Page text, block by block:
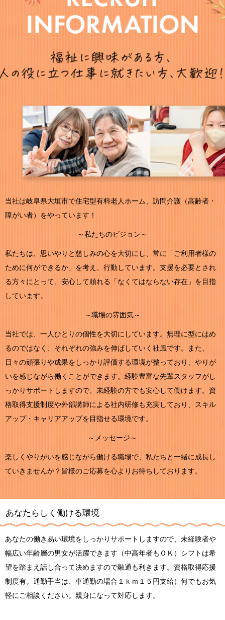
当社は岐阜県大垣市で住宅型有料老人ホーム、訪問介護（高齢者・
障がい者）をやっています！
～私たちのビジョン～
私たちは、思いやりと慈しみの心を大切にし、常に「ご利用者様の
ために何ができるか」を考え、行動しています。支援を必要とされ
る方々にとって、安心して頼れる「なくてはならない存在」を目指
しています。
～職場の雰囲気～
当社では、一人ひとりの個性を大切にしています。無理に型にはめ
るのではなく、それぞれの強みを伸ばしていく社風です。また、
日々の頑張りや成果をしっかり評価する環境が整っており、やりが
いを感じながら働くことができます。経験豊富な先輩スタッフがし
っかりサポートしますので、未経験の方でも安心して働けます。資
格取得支援制度や外部講師による社内研修も充実しており、スキル
アップ・キャリアアップを目指せる環境です。
～メッセージ～
楽しくやりがいを感じながら働ける職場で、私たちと一緒に成長し
ていきませんか？皆様のご応募を心よりお待ちしております。
あなたらしく働ける環境
あなたの働き易い環境をしっかりサポートしますので、未経験者や
幅広い年齢層の男女が活躍できます（中高年者もＯＫ）シフトは希
望を踏まえ話し合って決めますので融通も利きます。資格取得応援
制度有。通勤手当は、車通勤の場合１ｋｍ１５円支給）何でもお気
軽にご相談ください。親身になって対応します。